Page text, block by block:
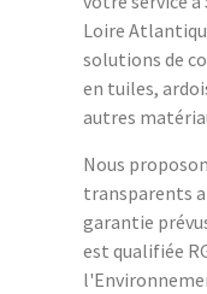
Loire
solutions de
en tuiles,
autres
Nous
transparents
garantie
est qualifiée